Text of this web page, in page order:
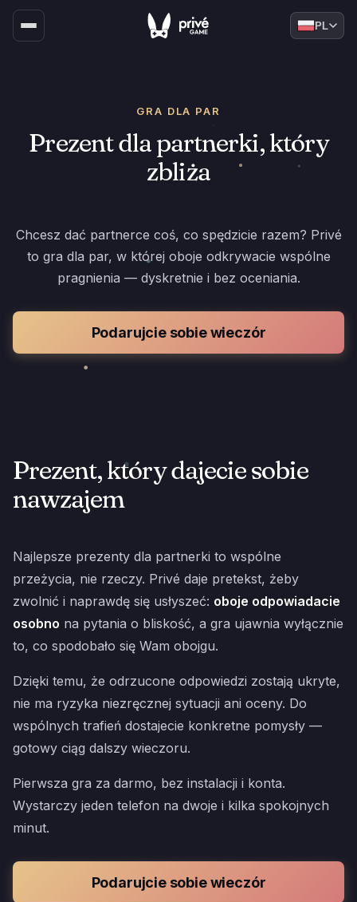
PL
GRA DLA PAR
Prezent dla partnerki, który
zbliża
Chcesz dać partnerce coś, co spędzicie razem? Privé
to gra dla par, w której oboje odkrywacie wspólne
pragnienia — dyskretnie i bez oceniania.
Podarujcie sobie wieczór
Prezent, który dajecie sobie
nawzajem
Najlepsze prezenty dla partnerki to wspólne
przeżycia, nie rzeczy. Privé daje pretekst, żeby
zwolnić i naprawdę się usłyszeć: oboje odpowiadacie
osobno na pytania o bliskość, a gra ujawnia wyłącznie
to, co spodobało się Wam obojgu.
Dzięki temu, że odrzucone odpowiedzi zostają ukryte,
nie ma ryzyka niezręcznej sytuacji ani oceny. Do
wspólnych trafień dostajecie konkretne pomysły —
gotowy ciąg dalszy wieczoru.
Pierwsza gra za darmo, bez instalacji i konta.
Wystarczy jeden telefon na dwoje i kilka spokojnych
minut.
Podarujcie sobie wieczór